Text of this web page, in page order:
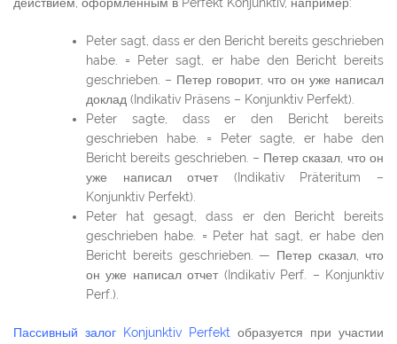
Peter sagt, dass er den Bericht bereits geschrieben
habe. = Peter sagt, er habe den Bericht bereits
geschrieben. – Петер говорит, что он уже написал
доклад (Indikativ Präsens – Konjunktiv Perfekt).
Peter sagte, dass er den Bericht bereits
geschrieben habe. = Peter sagte, er habe den
Bericht bereits geschrieben. – Петер сказал, что он
уже написал отчет (Indikativ Präteritum –
Konjunktiv Perfekt).
Peter hat gesagt, dass er den Bericht bereits
geschrieben habe. = Peter hat sagt, er habe den
Bericht bereits geschrieben. — Петер сказал, что
он уже написал отчет (Indikativ Perf. – Konjunktiv
Perf.).
Пассивный залог Konjunktiv Perfekt образуется при участии